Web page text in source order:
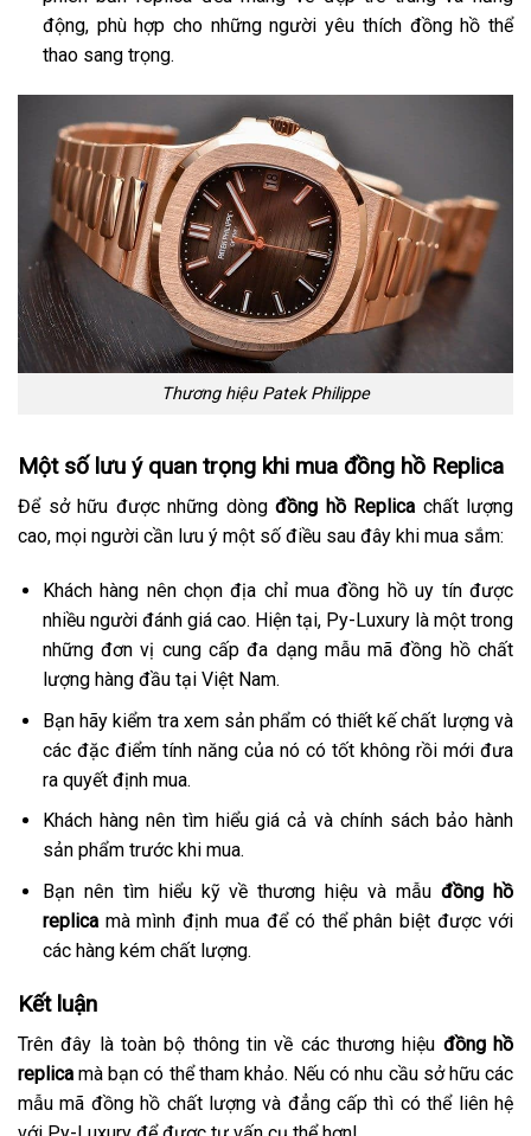
động, phù hợp cho những người yêu thích đồng hồ thể
thao sang trọng.
Thương hiệu Patek Philippe
Một số lưu ý quan trọng khi mua đồng hồ Replica
Để sở hữu được những dòng đồng hồ Replica chất lượng
cao, mọi người cần lưu ý một số điều sau đây khi mua sắm:
Khách hàng nên chọn địa chỉ mua đồng hồ uy tín được
nhiều người đánh giá cao. Hiện tại, Py-Luxury là một trong
những đơn vị cung cấp đa dạng mẫu mã đồng hồ chất
lượng hàng đầu tại Việt Nam.
Bạn hãy kiểm tra xem sản phẩm có thiết kế chất lượng và
các đặc điểm tính năng của nó có tốt không rồi mới đưa
ra quyết định mua.
Khách hàng nên tìm hiểu giá cả và chính sách bảo hành
sản phẩm trước khi mua.
Bạn nên tìm hiểu kỹ về thương hiệu và mẫu đồng hồ
replicamà mình định mua để có thể phân biệt được với
các hàng kém chất lượng.
Kết luận
Trên đây là toàn bộ thông tin về các thương hiệu đồng hồ
replica mà bạn có thể tham khảo. Nếu có nhu cầu sở hữu các
mẫu mã đồng hồ chất lượng và đẳng cấp thì có thể liên hệ